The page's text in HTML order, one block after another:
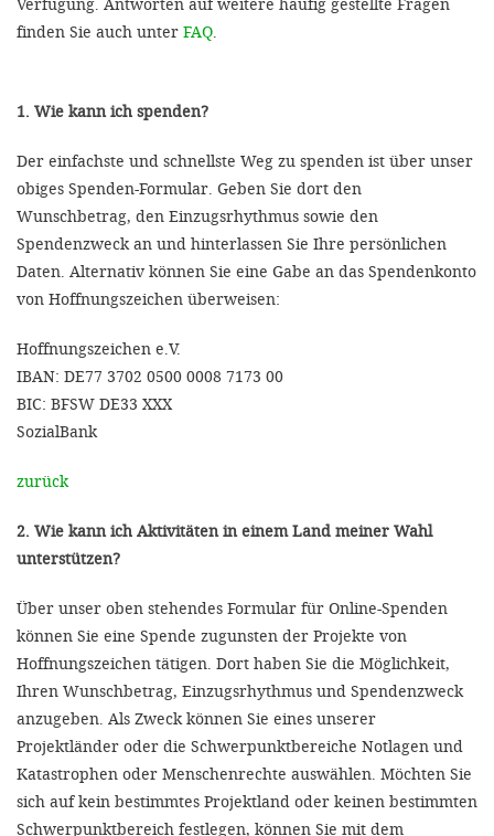
finden Sie auch unter FAQ.
1. Wie kann ich spenden?
Der einfachste und schnellste Weg zu spenden ist über unser
obiges Spenden-Formular. Geben Sie dort den
Wunschbetrag, den Einzugsrhythmus sowie den
Spendenzweck an und hinterlassen Sie Ihre persönlichen
Daten. Alternativ können Sie eine Gabe an das Spendenkonto
von Hoffnungszeichen überweisen:
Hoffnungszeichen e.V.
IBAN: DE77 3702 0500 0008 7173 00
BIC: BFSW DE33 XXX
SozialBank
zurück
2. Wie kann ich Aktivitäten in einem Land meiner Wahl
unterstützen?
Über unser oben stehendes Formular für Online-Spenden
können Sie eine Spende zugunsten der Projekte von
Hoffnungszeichen tätigen. Dort haben Sie die Möglichkeit,
Ihren Wunschbetrag, Einzugsrhythmus und Spendenzweck
anzugeben. Als Zweck können Sie eines unserer
Projektländer oder die Schwerpunktbereiche Notlagen und
Katastrophen oder Menschenrechte auswählen. Möchten Sie
sich auf kein bestimmtes Projektland oder keinen bestimmten
Schwerpunktbereich festlegen, können Sie mit dem